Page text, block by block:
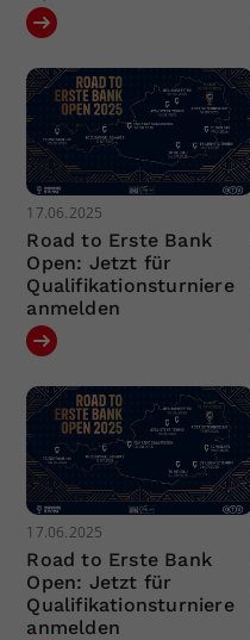
17.06.2025
Road to Erste Bank
Open: Jetzt für
Qualifikationsturniere
anmelden
17.06.2025
Road to Erste Bank
Open: Jetzt für
Qualifikationsturniere
anmelden